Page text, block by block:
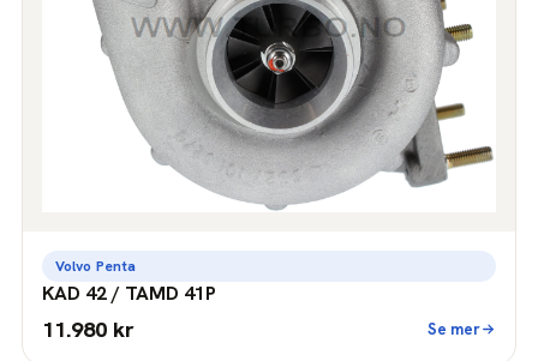
Volvo Penta
KAD 42 / TAMD 41P
11.980 kr Se mer